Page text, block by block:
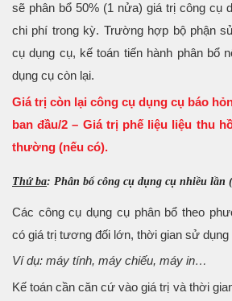
sẽ phân bổ 50% (1 nửa) giá trị công cụ
chi phí trong kỳ. Trường hợp bộ phận
cụ dụng cụ, kế toán tiến hành phân bổ
dụng cụ còn lại.
Giá trị còn lại công cụ dụng cụ báo
ban đầu/2 – Giá trị phế liệu liệu thu
thường (nếu có).
Thứ ba: Phân bổ công cụ dụng cụ nhiều lần
Các công cụ dụng cụ phân bổ theo
có giá trị tương đối lớn, thời gian sử dụng
Ví dụ: máy tính, máy chiếu, máy in…
Kế toán cần căn cứ vào giá trị và thời